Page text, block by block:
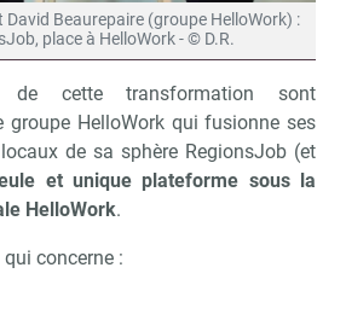
David Beaurepaire (groupe HelloWork) :
place à HelloWork - © D.R.
de cette transformation sont
groupe HelloWork qui fusionne ses
de sa sphère RegionsJob (et
et unique plateforme sous la
HelloWork.
concerne :